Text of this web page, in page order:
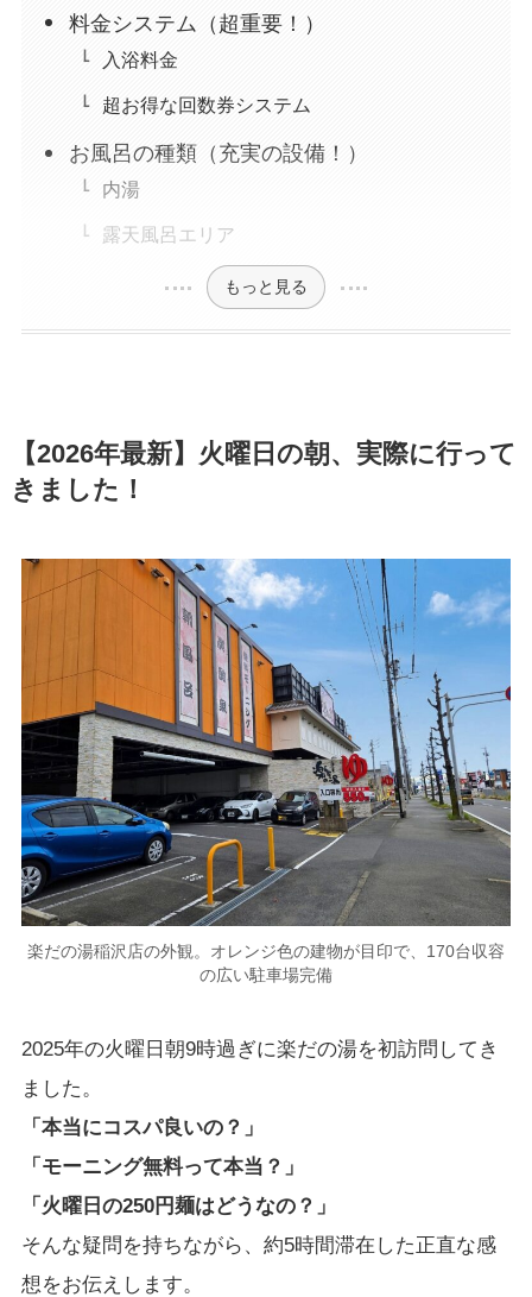
料金システム（超重要！）
入浴料金
超お得な回数券システム
お風呂の種類（充実の設備！）
内湯
露天風呂エリア
もっと見る
【2026年最新】火曜日の朝、実際に行って
きました！
楽だの湯稲沢店の外観。オレンジ色の建物が目印で、170台収容
の広い駐車場完備
2025年の火曜日朝9時過ぎに楽だの湯を初訪問してき
ました。
「本当にコスパ良いの？」
「モーニング無料って本当？」
「火曜日の250円麺はどうなの？」
そんな疑問を持ちながら、約5時間滞在した正直な感
想をお伝えします。